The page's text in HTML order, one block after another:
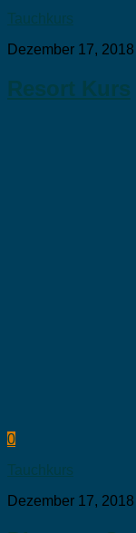
Tauchkurs
Dezember 17, 2018
Resort Kurs
0
Tauchkurs
Dezember 17, 2018